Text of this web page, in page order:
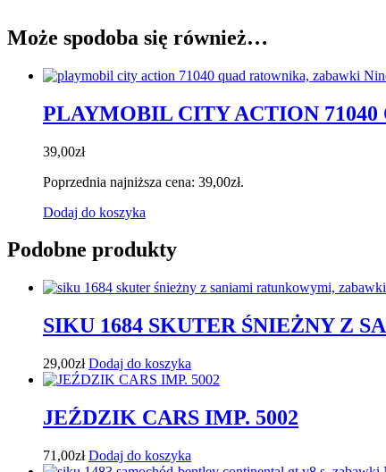
Może spodoba się również…
PLAYMOBIL CITY ACTION
39,00zł
Poprzednia najniższa cena: 39,00zł.
Dodaj do koszyka
Podobne produkty
SIKU 1684 SKUTER ŚNIEŻNY Z
29,00zł Dodaj do koszyka
JEŹDZIK CARS IMP. 5002
71,00zł Dodaj do koszyka